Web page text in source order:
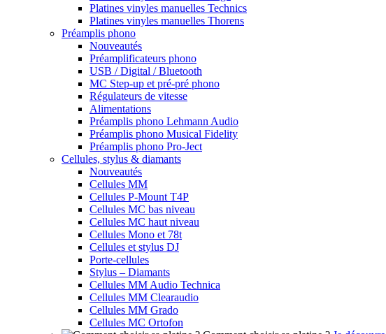
Platines vinyles manuelles Technics
Platines vinyles manuelles Thorens
Préamplis phono
Nouveautés
Préamplificateurs phono
USB / Digital / Bluetooth
MC Step-up et pré-pré phono
Régulateurs de vitesse
Alimentations
Préamplis phono Lehmann Audio
Préamplis phono Musical Fidelity
Préamplis phono Pro-Ject
Cellules, stylus & diamants
Nouveautés
Cellules MM
Cellules P-Mount T4P
Cellules MC bas niveau
Cellules MC haut niveau
Cellules Mono et 78t
Cellules et stylus DJ
Porte-cellules
Stylus – Diamants
Cellules MM Audio Technica
Cellules MM Clearaudio
Cellules MM Grado
Cellules MC Ortofon